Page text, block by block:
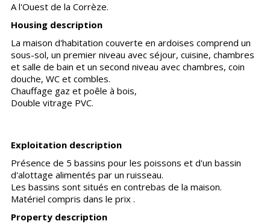
A l'Ouest de la Corrèze.
Housing description
La maison d'habitation couverte en ardoises comprend un
sous-sol, un premier niveau avec séjour, cuisine, chambres
et salle de bain et un second niveau avec chambres, coin
douche, WC et combles.
Chauffage gaz et poêle à bois,
Double vitrage PVC.
Exploitation description
Présence de 5 bassins pour les poissons et d'un bassin
d'alottage alimentés par un ruisseau.
Les bassins sont situés en contrebas de la maison.
Matériel compris dans le prix .
Property description